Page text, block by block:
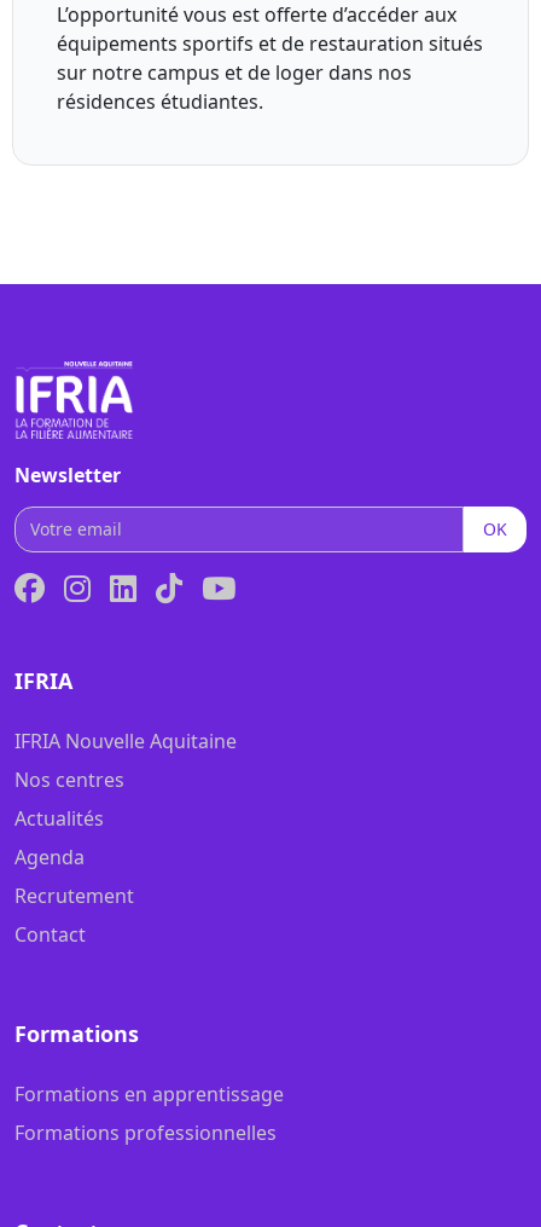
L’opportunité vous est offerte d’accéder aux
équipements sportifs et de restauration situés
sur notre campus et de loger dans nos
résidences étudiantes.
Newsletter
OK
IFRIA
IFRIA Nouvelle Aquitaine
Nos centres
Actualités
Agenda
Recrutement
Contact
Formations
Formations en apprentissage
Formations professionnelles